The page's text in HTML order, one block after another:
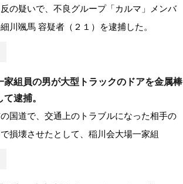
の疑いで、不良グループ「カルマ」メンバ
川颯馬 容疑者（２１）を逮捕した。
家組員の男が大型トラックのドアを金属棒
逮捕。
国道で、交通上のトラブルになった相手の
損壊させたとして、稲川会大場一家組